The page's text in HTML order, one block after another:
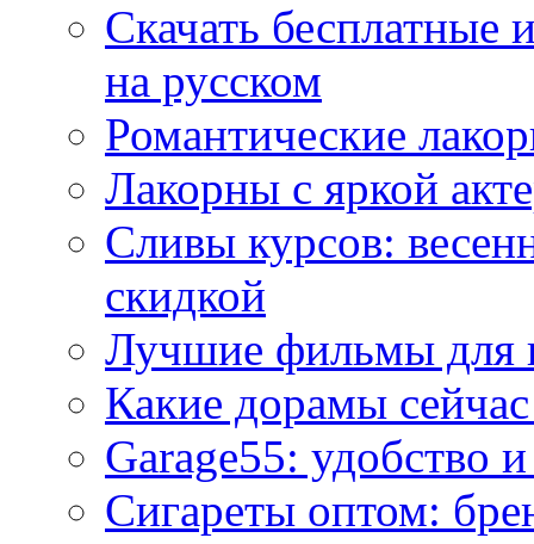
Скачать
на русском
Романтические
Лакорны с яркой
Сливы курсов:
скидкой
Лучшие фильмы для
Какие дорамы
Garage55: удобство
Сигареты оптом: